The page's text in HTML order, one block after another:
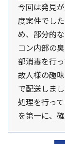
今回は発見
度案件でし
め、部分的
コン内部の
部消毒を行
故人様の趣
で配送しま
処理を行っ
を第一に、